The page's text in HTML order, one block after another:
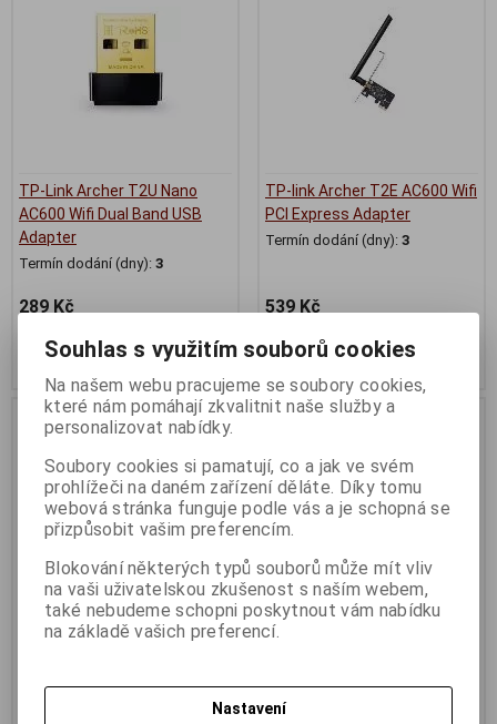
TP-Link Archer T2U Nano
AC600 Wifi Dual Band USB
Adapter
Termín dodání (dny): 3
289 Kč
Koupit
TP-link Archer T2E AC600 Wifi
PCI Express Adapter
Termín dodání (dny): 3
539 Kč
Koupit
TP-Link Archer T3U, AC1300
Termín dodání (dny):3
TP-Link Archer T3U Plus
high gain antenna
Termín dodání (dny):
Souhlas s využitím souborů cookies
Na našem webu pracujeme se soubory cookies,
které nám pomáhají zkvalitnit naše služby a
personalizovat nabídky.
Soubory cookies si pamatují, co a jak ve svém
prohlížeči na daném zařízení děláte. Díky tomu
webová stránka funguje podle vás a je schopná se
přizpůsobit vašim preferencím.
Blokování některých typů souborů může mít vliv
na vaši uživatelskou zkušenost s naším webem,
také nebudeme schopni poskytnout vám nabídku
na základě vašich preferencí.
Nastavení